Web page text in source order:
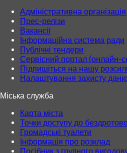
Адміністративна організація
Прес-релізи
Вакансії
Інформаційна система ради
Публічні тендери
Сервісний портал (онлайн-
Підпишіться на нашу
Налаштування захисту
Міська служба
Карта міста
Точки доступу до
Громадські туалети
Інформація про розклад